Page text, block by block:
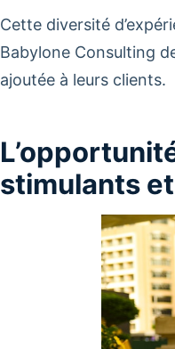
Cette diversité
Babylone Consulting
ajoutée à leurs clients.
stimulants